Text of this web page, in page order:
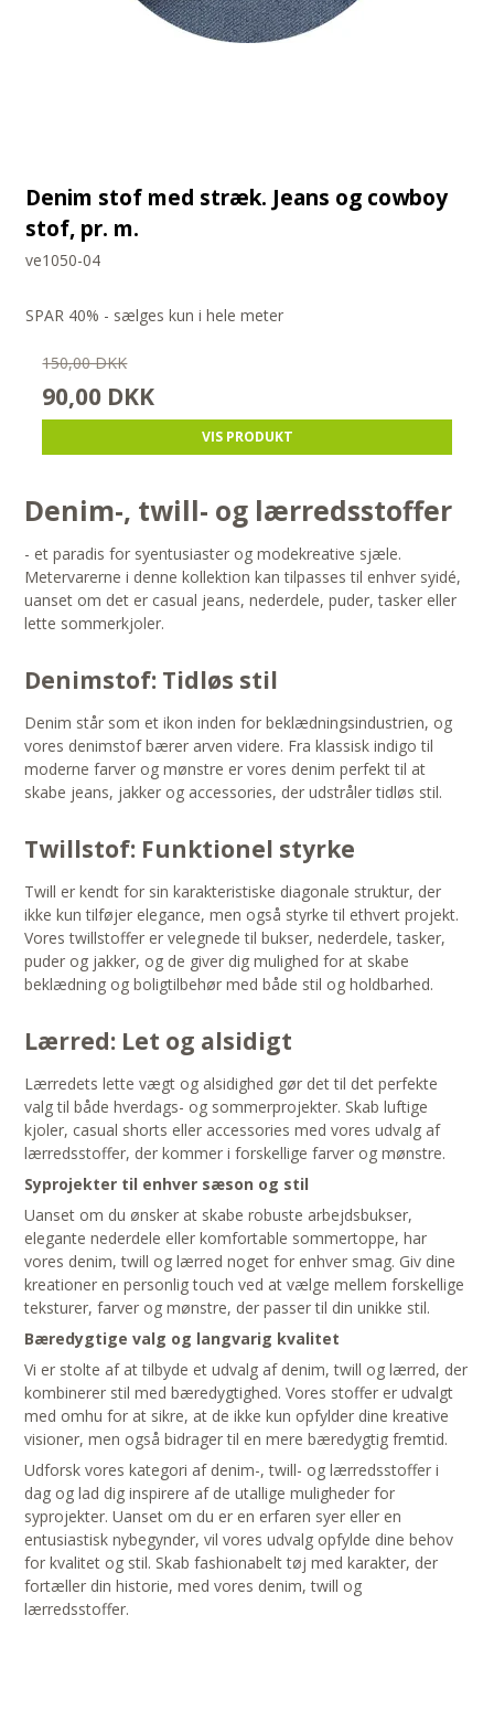
Denim stof med stræk. Jeans og cowboy
stof, pr. m.
ve1050-04
SPAR 40% - sælges kun i hele meter
150,00 DKK
90,00 DKK
VIS PRODUKT
Denim-, twill- og lærredsstoffer
- et paradis for syentusiaster og modekreative sjæle.
Metervarerne i denne kollektion kan tilpasses til enhver syidé,
uanset om det er casual jeans, nederdele, puder, tasker eller
lette sommerkjoler.
Denimstof: Tidløs stil
Denim står som et ikon inden for beklædningsindustrien, og
vores denimstof bærer arven videre. Fra klassisk indigo til
moderne farver og mønstre er vores denim perfekt til at
skabe jeans, jakker og accessories, der udstråler tidløs stil.
Twillstof: Funktionel styrke
Twill er kendt for sin karakteristiske diagonale struktur, der
ikke kun tilføjer elegance, men også styrke til ethvert projekt.
Vores twillstoffer er velegnede til bukser, nederdele, tasker,
puder og jakker, og de giver dig mulighed for at skabe
beklædning og boligtilbehør med både stil og holdbarhed.
Lærred: Let og alsidigt
Lærredets lette vægt og alsidighed gør det til det perfekte
valg til både hverdags- og sommerprojekter. Skab luftige
kjoler, casual shorts eller accessories med vores udvalg af
lærredsstoffer, der kommer i forskellige farver og mønstre.
Syprojekter til enhver sæson og stil
Uanset om du ønsker at skabe robuste arbejdsbukser,
elegante nederdele eller komfortable sommertoppe, har
vores denim, twill og lærred noget for enhver smag. Giv dine
kreationer en personlig touch ved at vælge mellem forskellige
teksturer, farver og mønstre, der passer til din unikke stil.
Bæredygtige valg og langvarig kvalitet
Vi er stolte af at tilbyde et udvalg af denim, twill og lærred, der
kombinerer stil med bæredygtighed. Vores stoffer er udvalgt
med omhu for at sikre, at de ikke kun opfylder dine kreative
visioner, men også bidrager til en mere bæredygtig fremtid.
Udforsk vores kategori af denim-, twill- og lærredsstoffer i
dag og lad dig inspirere af de utallige muligheder for
syprojekter. Uanset om du er en erfaren syer eller en
entusiastisk nybegynder, vil vores udvalg opfylde dine behov
for kvalitet og stil. Skab fashionabelt tøj med karakter, der
fortæller din historie, med vores denim, twill og
lærredsstoffer.